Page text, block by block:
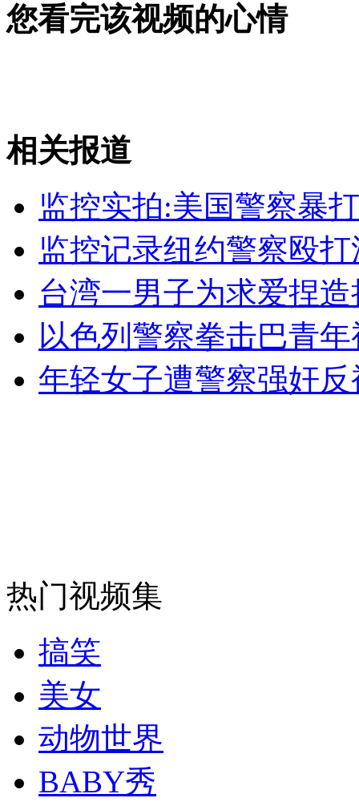
女孩北京地铁殴打老人 痛下狠手拳打脚踢
无痛分娩是否安全 医生回应
外交部：反对强权政治霸凌主义
走！跟着总书记去植树
消防员救轻生者
纽约上演“枕头大战”
您看完该视频的心情
相关报道
监控实拍:美国警察暴
监控记录纽约警察殴
台湾一男子为求爱捏
以色列警察拳击巴青
年轻女子遭警察强奸反
热门视频集
搞笑
美女
动物世界
BABY秀